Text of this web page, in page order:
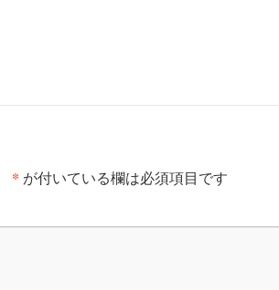
* が付いている欄は必須項目です